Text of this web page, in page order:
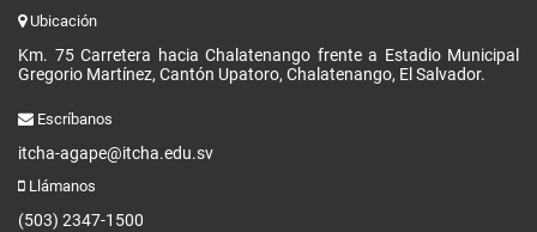
Ubicación
Km. 75 Carretera hacia Chalatenango frente a Estadio Municipal
Gregorio Martínez, Cantón Upatoro, Chalatenango, El Salvador.
Escríbanos
itcha-agape@itcha.edu.sv
Llámanos
(503) 2347-1500